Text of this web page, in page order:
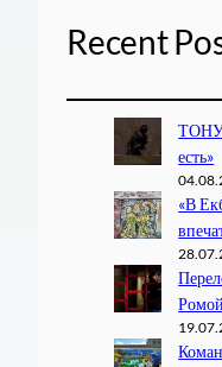
Recent
ТОНУ:
есть»
«В